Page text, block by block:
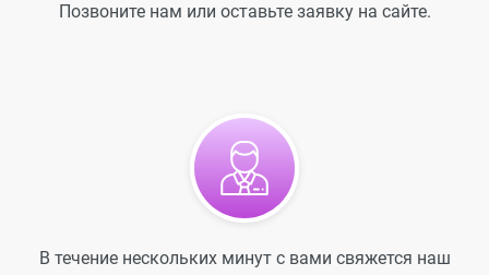
Позвоните нам или оставьте заявку на сайте.
В течение нескольких минут с вами свяжется наш